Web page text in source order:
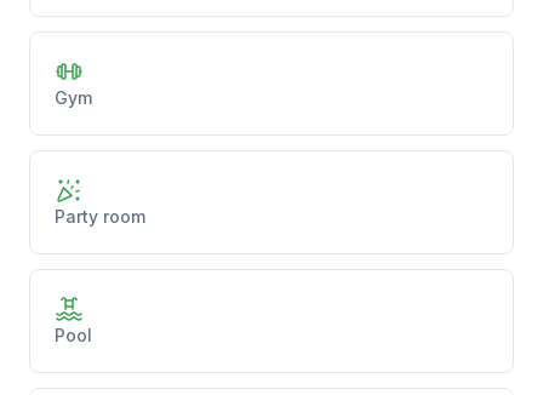
Gym
Party room
Pool